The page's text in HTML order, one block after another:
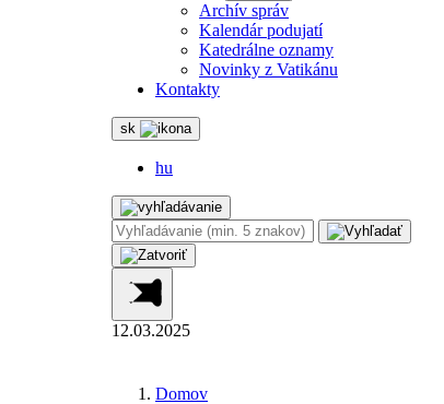
Archív správ
Kalendár podujatí
Katedrálne oznamy
Novinky z Vatikánu
Kontakty
sk
hu
12.03.2025
Domov